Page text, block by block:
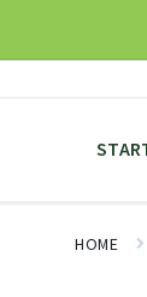
content
main
footer
HOME